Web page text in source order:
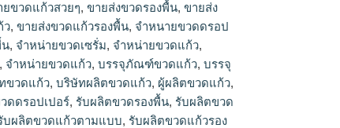
ยขวดแก้วสวยๆ,ขายส่งขวดรองพื้น,ขายส่ง
ว,ขายส่งขวดแก้วรองพื้น, จำหนายขวดดรอป
น, จำหน่ายขวดเซรั่ม, จำหน่ายขวดแก้ว,
, จําหน่ายขวดแก้ว,บรรจุภัณฑ์ขวดแก้ว,บรรจุ
ขวดแก้ว,บริษัทผลิตขวดแก้ว, ผู้ผลิตขวดแก้ว,
ดดรอปเปอร์, รับผลิตขวดรองพื้น, รับผลิตขวด
บผลิตขวดแก้วตามแบบ, รับผลิตขวดแก้วรอง